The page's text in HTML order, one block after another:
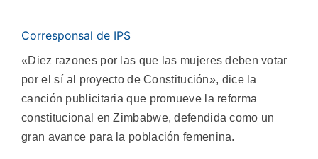
Corresponsal de IPS
«Diez razones por las que las mujeres deben votar
por el sí al proyecto de Constitución», dice la
canción publicitaria que promueve la reforma
constitucional en Zimbabwe, defendida como un
gran avance para la población femenina.